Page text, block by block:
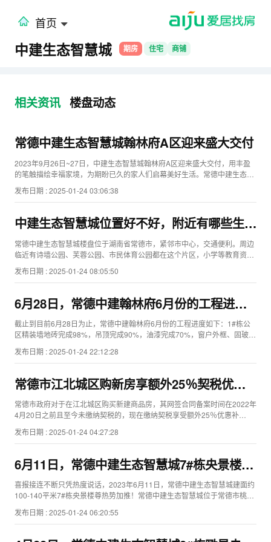
首页
中建生态智慧城 期房 住宅 商铺
相关资讯 楼盘动态
常德中建生态智慧城翰林府A区迎来盛大交付
2023年9月26日~27日，中建生态智慧城翰林府A区迎来盛大交付，用丰盈
的笔触描绘幸福家境，为期盼已久的家人们启幕美好生活。常德中建生态智
慧城位于江北主城一江两岸地带，项目占...
发布日期 : 2025-01-24 03:06:38
中建生态智慧城位置好不好，附近有哪些生活
配套
常德中建生态智慧城楼盘位于湖南省常德市，紧邻市中心，交通便利。周边
临近有诗墙公园、芙蓉公园、市民体育公园都在这个片区，小学等教育资
源，常德市第七中学等。周边生活配套设施完善。...
发布日期 : 2025-01-24 08:05:50
6月28日，常德中建翰林府6月份的工程进度
如下
截止到目前6月28日为止，常德中建翰林府6月份的工程进度如下：1#栋公
区精装墙地砖完成98%，吊顶完成90%，油漆完成70%，窗户外框、固玻安
装完成98%；...
发布日期 : 2025-01-24 22:12:28
常德市江北城区购新房享额外25％契税优惠
补贴！
常德市政府对于在江北城区购买新建商品房，其网签合同备案时间在2022年
4月20日之前且至今未缴纳契税的，现在缴纳契税享受额外25％优惠补
贴。...
发布日期 : 2025-01-24 04:27:28
6月11日，常德中建生态智慧城7#栋央景楼尊
热势加推！
喜报接连不断只凭热度说话，2023年6月11日，常德中建生态智慧城建面约
100-140平米7#栋央景楼尊热势加推！常德中建生态智慧城位于常德市桃花
源大桥北端片区。...
发布日期 : 2025-01-24 06:20:55